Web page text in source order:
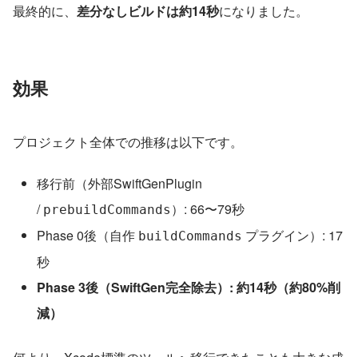
最終的に、 差分なしビルドは約14秒になりました。
効果
プロジェクト全体での推移は以下です。
移行前（外部SwiftGenPlugin
/ prebuildCommands ）: 66〜79秒
Phase 0後（自作 buildCommands プラグイン）: 17
秒
Phase 3後（SwiftGen完全除去）: 約14秒（約80%削
減）